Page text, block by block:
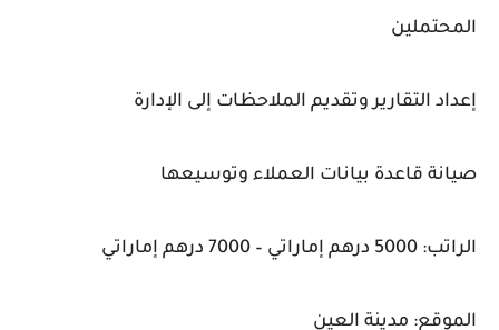
المحتملين
إعداد التقارير وتقديم الملاحظات إلى الإدارة
صيانة قاعدة بيانات العملاء وتوسيعها
الراتب: 5000 درهم إماراتي – 7000 درهم إماراتي
الموقع: مدينة العين